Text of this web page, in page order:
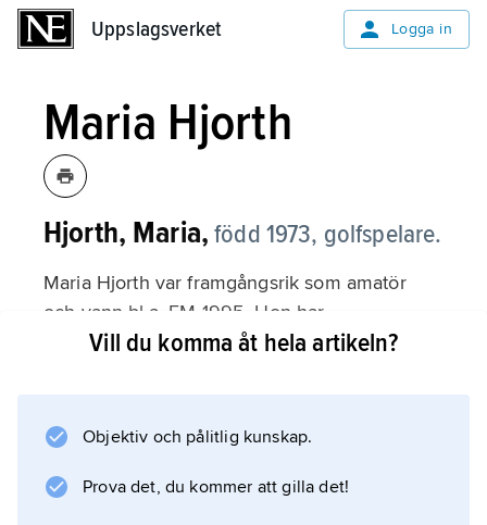
Uppslagsverket Logga in
Maria Hjorth
Hjorth, Maria, född 1973, golfspelare.
Maria Hjorth var framgångsrik som amatör
och vann bl.a. EM 1995. Hon har
huvudsakligen spelat på LPGA-touren i USA,
främsta placering i en majortävling är
Championship 2008.
Vill du komma åt hela artikeln?
Objektiv och pålitlig kunskap.
Prova det, du kommer att gilla det!